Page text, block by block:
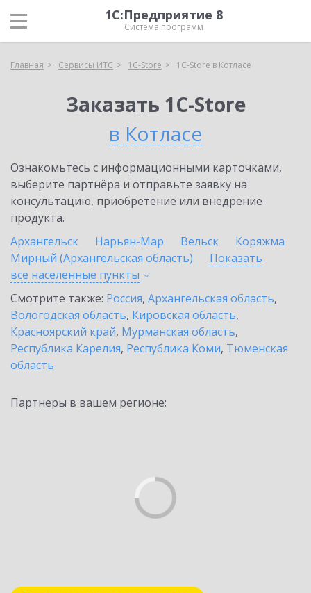
1С:Предприятие 8
Система программ
Главная Сервисы ИТС 1C-Store 1C-Store в Котласе
Заказать 1C-Store
в Котласе
Ознакомьтесь с информационными карточками,
выберите партнёра и отправьте заявку на
консультацию, приобретение или внедрение
продукта.
Архангельск
Нарьян-Мар Вельск
Коряжма
Мирный (Архангельская область)
Показать
все населенные пункты
Смотрите также: Россия, Архангельская область,
Вологодская область, Кировская область,
Красноярский край, Мурманская область,
Республика Карелия, Республика Коми, Тюменская
область
Партнеры в вашем регионе: